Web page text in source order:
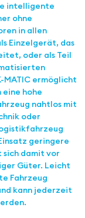
intelligente
ohne
in allen
Einzelgerät, das
oder als Teil
MATIC ermöglicht
hohe
nahtlos mit
oder
geringere
sich damit vor
Güter. Leicht
Fahrzeug
kann jederzeit